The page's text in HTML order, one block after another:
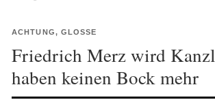
ACHTUNG, GLOSSE
Friedrich Merz wird
haben keinen Bock mehr